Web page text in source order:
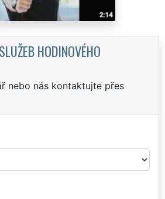
HODINOVÉHO
nebo nás kontaktujte přes